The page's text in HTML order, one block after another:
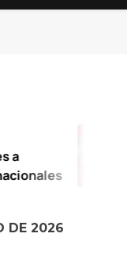
DE 2026